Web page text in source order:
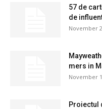
57 de
de
November
mers in
November
Proiectul